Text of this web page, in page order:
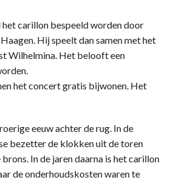
carillon bespeeld worden door
Hij speelt dan samen met het
Wilhelmina. Het belooft een
het concert gratis bijwonen. Het
eeuw achter de rug. In de
bezetter de klokken uit de toren
In de jaren daarna is het carillon
de onderhoudskosten waren te